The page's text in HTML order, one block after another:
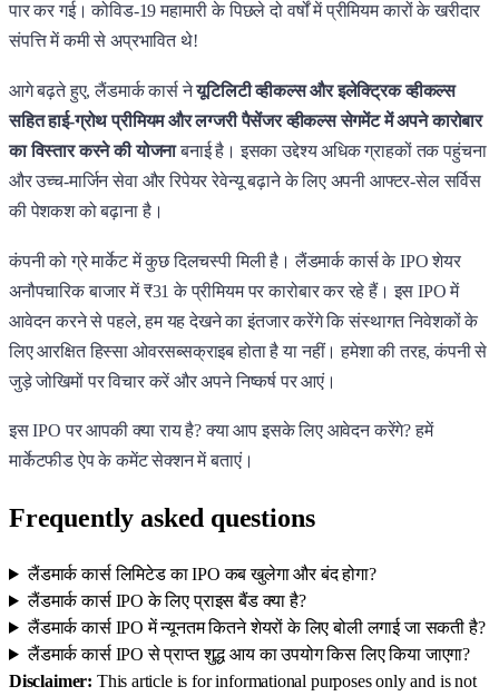
पार कर गई। कोविड-19 महामारी के पिछले दो वर्षों में प्रीमियम कारों के खरीदार
संपत्ति में कमी से अप्रभावित थे!
आगे बढ़ते हुए, लैंडमार्क कार्स नेयूटिलिटी व्हीकल्स और इलेक्ट्रिक व्हीकल्स
सहित हाई-ग्रोथ प्रीमियम और लग्जरी पैसेंजर व्हीकल्स सेगमेंट में अपने कारोबार
का विस्तार करने की योजनाबनाई है। इसका उद्देश्य अधिक ग्राहकों तक पहुंचना
और उच्च-मार्जिन सेवा और रिपेयर रेवेन्यू बढ़ाने के लिए अपनी आफ्टर-सेल सर्विस
की पेशकश को बढ़ाना है।
कंपनी को ग्रे मार्केट में कुछ दिलचस्पी मिली है। लैंडमार्क कार्स के IPO शेयर
अनौपचारिक बाजार में ₹31 के प्रीमियम पर कारोबार कर रहे हैं। इस IPO में
आवेदन करने से पहले, हम यह देखने का इंतजार करेंगे कि संस्थागत निवेशकों के
लिए आरक्षित हिस्सा ओवरसब्सक्राइब होता है या नहीं। हमेशा की तरह, कंपनी से
जुड़े जोखिमों पर विचार करें और अपने निष्कर्ष पर आएं।
इस IPO पर आपकी क्या राय है? क्या आप इसके लिए आवेदन करेंगे? हमें
मार्केटफीड ऐप के कमेंट सेक्शन में बताएं।
Frequently asked questions
लैंडमार्क कार्स लिमिटेड का IPO कब खुलेगा और बंद होगा?
लैंडमार्क कार्स IPO के लिए प्राइस बैंड क्या है?
लैंडमार्क कार्स IPO में न्यूनतम कितने शेयरों के लिए बोली लगाई जा सकती है?
लैंडमार्क कार्स IPO से प्राप्त शुद्ध आय का उपयोग किस लिए किया जाएगा?
Disclaimer: This article is for informational purposes only and is not